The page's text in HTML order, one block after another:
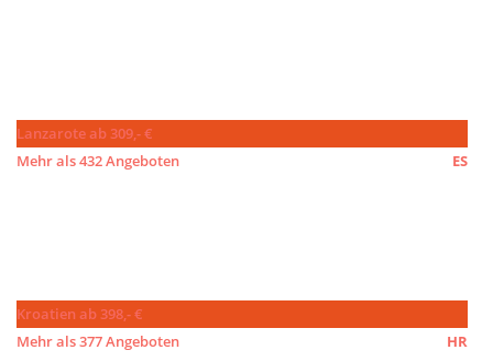
Lanzarote ab 309,- €
ES
Mehr als 432 Angeboten
Kroatien ab 398,- €
HR
Mehr als 377 Angeboten